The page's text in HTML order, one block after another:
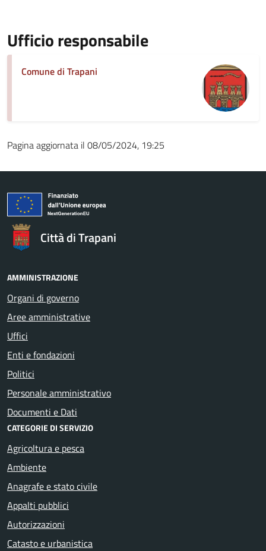
Ufficio responsabile
Comune di Trapani
Pagina aggiornata il 08/05/2024, 19:25
Città di Trapani
AMMINISTRAZIONE
Organi di governo
Aree amministrative
Uffici
Enti e fondazioni
Politici
Personale amministrativo
Documenti e Dati
CATEGORIE DI SERVIZIO
Agricoltura e pesca
Ambiente
Anagrafe e stato civile
Appalti pubblici
Autorizzazioni
Catasto e urbanistica